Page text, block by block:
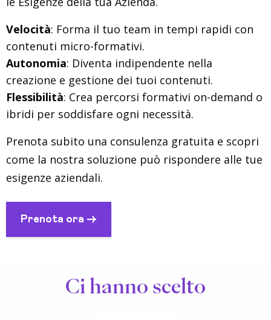
Velocità: Forma il tuo team in tempi rapidi con
contenuti micro-formativi.
Autonomia: Diventa indipendente nella
creazione e gestione dei tuoi contenuti.
Flessibilità: Crea percorsi formativi on-demand o
ibridi per soddisfare ogni necessità.
Prenota subito una consulenza gratuita e scopri
come la nostra soluzione può rispondere alle tue
esigenze aziendali.
Prenota ora ->
Ci hanno scelto